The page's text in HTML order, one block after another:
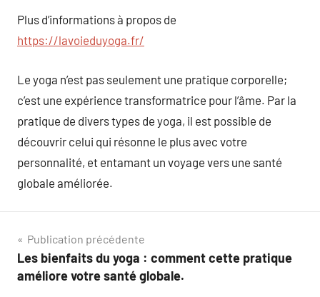
Plus d’informations à propos de
https://lavoieduyoga.fr/
Le yoga n’est pas seulement une pratique corporelle;
c’est une expérience transformatrice pour l’âme. Par la
pratique de divers types de yoga, il est possible de
découvrir celui qui résonne le plus avec votre
personnalité, et entamant un voyage vers une santé
globale améliorée.
Navigation
de
Publication précédente
Les bienfaits du yoga : comment cette pratique
améliore votre santé globale.